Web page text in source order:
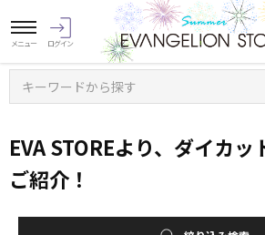
キーワードから探す
EVA STOREより、ダイカ
ご紹介！